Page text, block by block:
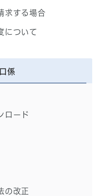
求する場合
について
係
ロード
の改正